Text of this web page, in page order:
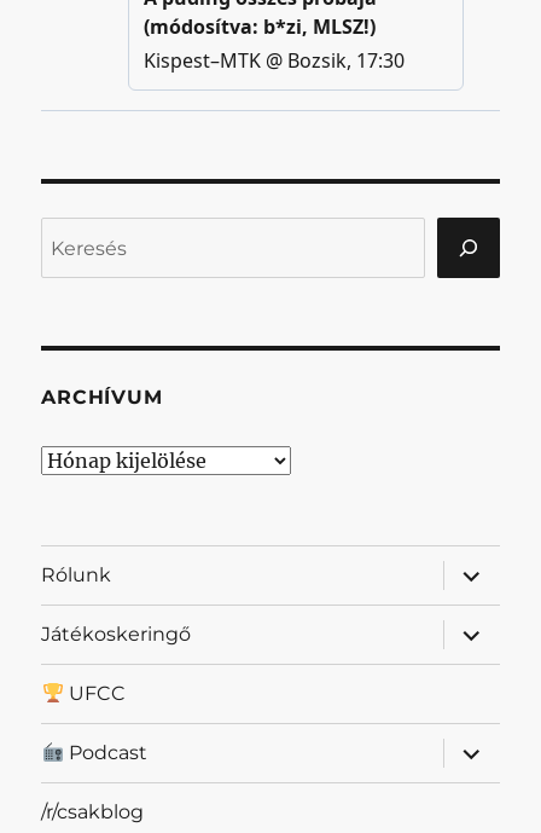
ARCHÍVUM
Archívum
Rólunk
almenü
Játékoskeringő
almenü
UFCC
Podcast
almenü
/r/csakblog